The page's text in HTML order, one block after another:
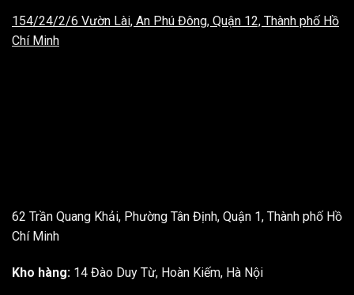
154/24/2/6 Vườn Lài, An Phú Đông, Quận 12, Thành phố Hồ
Chí Minh
62 Trần Quang Khải, Phường Tân Định, Quận 1, Thành phố Hồ
Chí Minh
Kho hàng: 14 Đào Duy Từ, Hoàn Kiếm, Hà Nội